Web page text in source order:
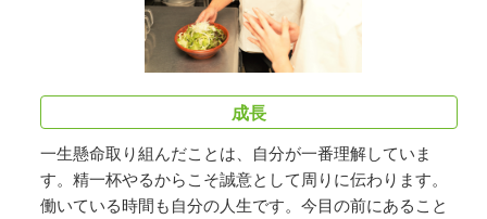
成長
一生懸命取り組んだことは、自分が一番理解していま
す。精一杯やるからこそ誠意として周りに伝わります。
働いている時間も自分の人生です。今目の前にあること